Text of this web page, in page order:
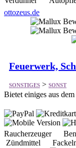
ottozeus.de
Feuerwerk,
SONSTIGES > SONST
Bietet einiges aus
Raucherzeuger
Zündmittel